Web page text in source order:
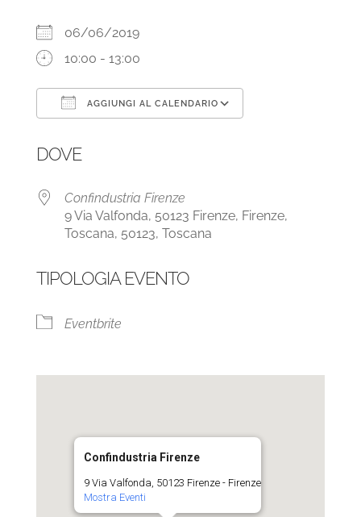
06/06/2019
10:00 - 13:00
AGGIUNGI AL CALENDARIO
DOVE
Confindustria Firenze
9 Via Valfonda, 50123 Firenze, Firenze,
Toscana, 50123, Toscana
TIPOLOGIA EVENTO
Eventbrite
Confindustria Firenze
9 Via Valfonda, 50123 Firenze - Firenze
Mostra Eventi